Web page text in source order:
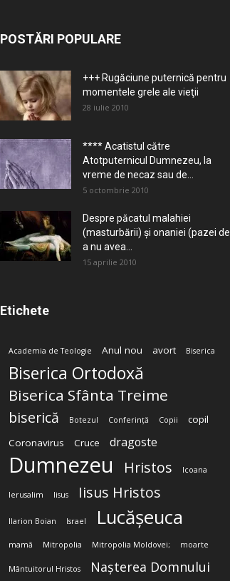
POSTĂRI POPULARE
+++ Rugăciune puternică pentru
momentele grele ale vieţii
28 iulie 2010
**** Acatistul către
Atotputernicul Dumnezeu, la
vreme de necaz sau de...
5 octombrie 2010
Despre păcatul malahiei
(masturbării) şi onaniei (pazei de
a nu avea...
15 aprilie 2010
Etichete
Academia de Teologie Anul nou avort Biserica
Biserica Ortodoxă
Biserica Sfânta Treime
biserică Botezul Conferință Copii
copil
Coronavirus
Cruce dragoste
Dumnezeu Hristos Icoana
Ierusalim Iisus Iisus Hristos
Ilarion Boian Israel Lucășeuca
mamă Mitropolia Mitropolia Moldovei; moarte
Mântuitorul Hristos Nașterea Domnului